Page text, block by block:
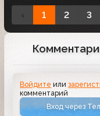
‹ 1 2 3
Войдите или
комментарий
Вход через